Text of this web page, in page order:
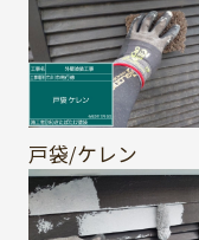
戸袋/ケレン